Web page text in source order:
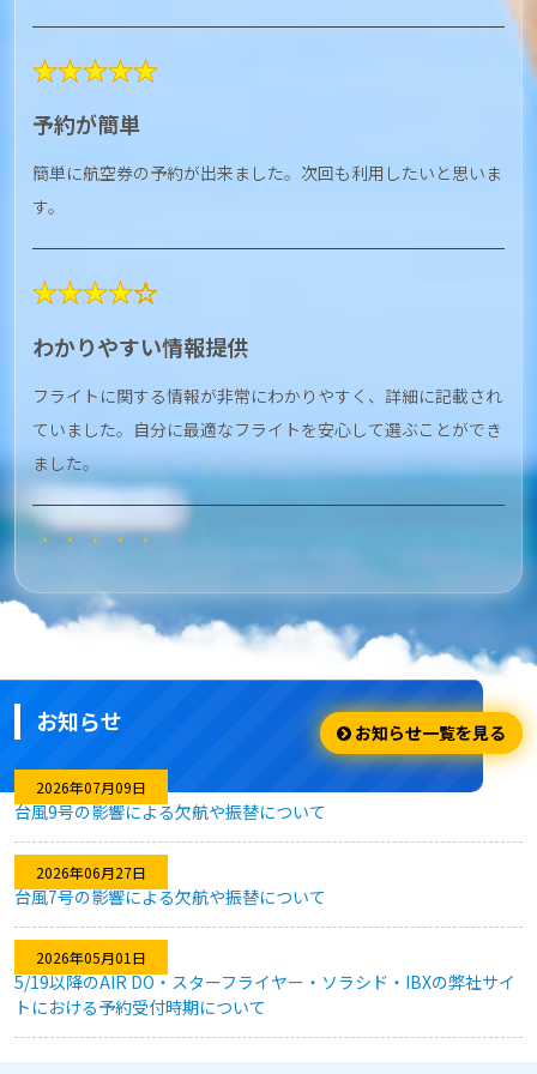
★★★★★
予約が簡単
簡単に航空券の予約が出来ました。次回も利用したいと思いま
す。
★★★★☆
わかりやすい情報提供
フライトに関する情報が非常にわかりやすく、詳細に記載され
ていました。自分に最適なフライトを安心して選ぶことができ
ました。
★★★★★
安さ・お得
安くてお得に利用出来ました。
★★★★☆
利用のしやすさ
問題なく利用できました。
★★★★★
キャンセル対応
お知らせ お知らせ一覧を見る
2026年07月09日
台風9号の影響による欠航や振替について
2026年06月27日
台風7号の影響による欠航や振替について
2026年05月01日
5/19以降のAIR DO・スターフライヤー・ソラシド・IBXの弊社サイ
トにおける予約受付時期について